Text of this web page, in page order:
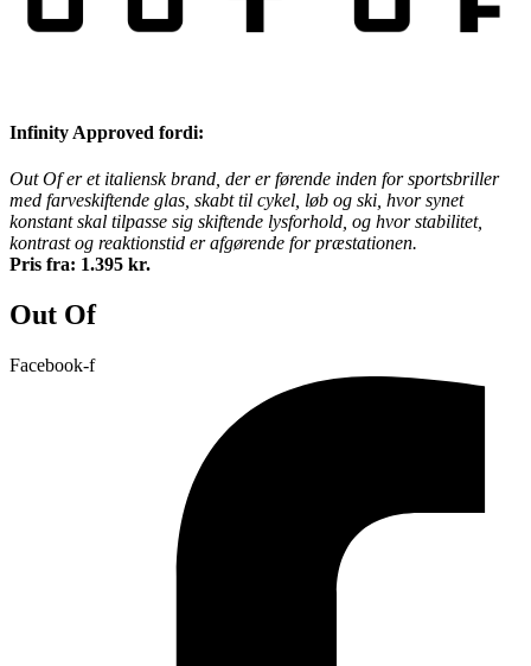
Infinity Approved fordi:
Out Of er et italiensk brand, der er førende inden for sportsbriller
med farveskiftende glas, skabt til cykel, løb og ski, hvor synet
konstant skal tilpasse sig skiftende lysforhold, og hvor stabilitet,
kontrast og reaktionstid er afgørende for præstationen.
Pris fra: 1.395 kr.
Out Of
Facebook-f